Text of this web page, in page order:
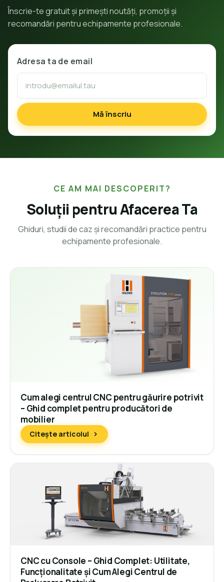
Înscrie-te gratuit și primești noutăți, promoții și
recomandări pentru echipamente profesionale.
Adresa ta de email
Mă înscriu
CE AM MAI DESCOPERIT?
Soluții pentru Afacerea Ta
Ghiduri, studii de caz și recomandări practice pentru
echipamente profesionale.
Cum alegi centrul CNC pentru găurire potrivit
– Ghid complet pentru producători de
mobilier
Citește articolul
CNC cu Console – Ghid Complet: Utilitate,
Funcționalitate și Cum Alegi Centrul de